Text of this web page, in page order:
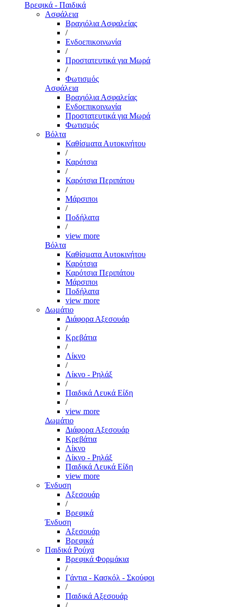
Βρεφικά - Παιδικά
Ασφάλεια
Βραχιόλια Ασφαλείας
/
Ενδοεπικοινωνία
/
Προστατευτικά για Μωρά
/
Φωτισμός
Ασφάλεια
Βραχιόλια Ασφαλείας
Ενδοεπικοινωνία
Προστατευτικά για Μωρά
Φωτισμός
Βόλτα
Καθίσματα Αυτοκινήτου
/
Καρότσια
/
Καρότσια Περιπάτου
/
Μάρσιποι
/
Ποδήλατα
/
view more
Βόλτα
Καθίσματα Αυτοκινήτου
Καρότσια
Καρότσια Περιπάτου
Μάρσιποι
Ποδήλατα
view more
Δωμάτιο
Διάφορα Αξεσουάρ
/
Κρεβάτια
/
Λίκνο
/
Λίκνο - Ρηλάξ
/
Παιδικά Λευκά Είδη
/
view more
Δωμάτιο
Διάφορα Αξεσουάρ
Κρεβάτια
Λίκνο
Λίκνο - Ρηλάξ
Παιδικά Λευκά Είδη
view more
Ένδυση
Αξεσουάρ
/
Βρεφικά
Ένδυση
Αξεσουάρ
Βρεφικά
Παιδικά Ρούχα
Βρεφικά Φορμάκια
/
Γάντια - Κασκόλ - Σκούφοι
/
Παιδικά Αξεσουάρ
/